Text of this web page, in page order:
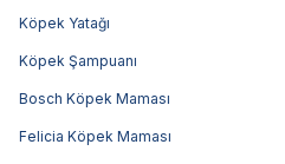
Köpek Yatağı
Köpek Şampuanı
Bosch Köpek Maması
Felicia Köpek Maması